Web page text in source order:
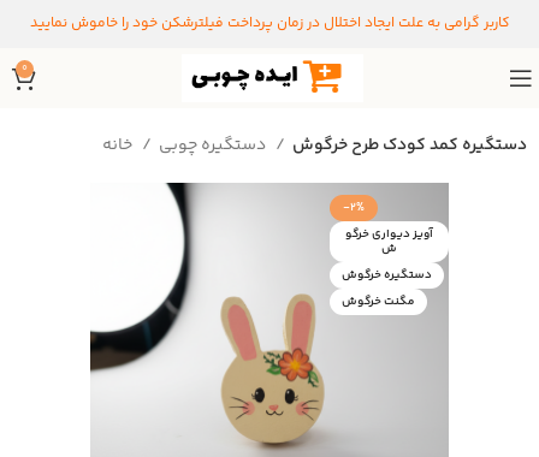
کاربر گرامی به علت ایجاد اختلال در زمان پرداخت فیلترشکن خود را خاموش نمایید
0
خانه دستگیره‌ چوبی دستگیره کمد کودک طرح خرگوش
-2%
آویز دیواری خرگو
ش
دستگیره خرگوش
مگنت خرگوش